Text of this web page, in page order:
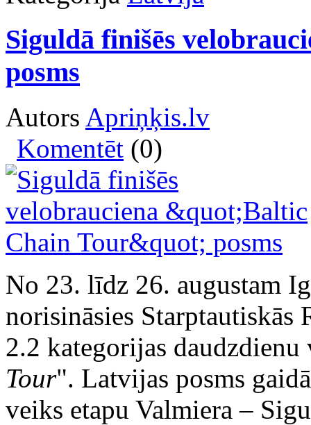
Siguldā finišēs
posms
Autors Apriņķis.lv
Komentēt (0)
No 23. līdz 26. augustam
norisināsies Starptautiskās
2.2 kategorijas
Tour". Latvijas posms
veiks etapu Valmiera –